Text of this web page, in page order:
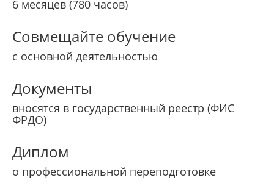
6 месяцев (780 часов)
Совмещайте обучение
с основной деятельностью
Документы
вносятся в государственный реестр (ФИС
ФРДО)
Диплом
о профессиональной переподготовке